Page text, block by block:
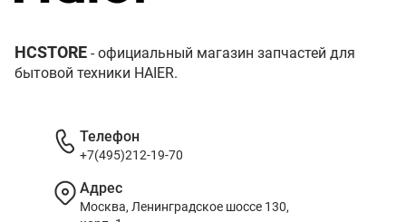
HCSTORE - официальный магазин запчастей для
бытовой техники HAIER.
Телефон
+7(495)212-19-70
Адрес
Москва, Ленинградское шоссе 130,